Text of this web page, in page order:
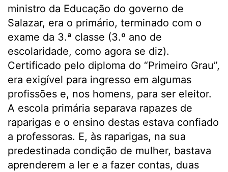
ministro da Educação do governo de
Salazar, era o primário, terminado com o
exame da 3.ª classe (3.º ano de
escolaridade, como agora se diz).
Certificado pelo diploma do “Primeiro Grau”,
era exigível para ingresso em algumas
profissões e, nos homens, para ser eleitor.
A escola primária separava rapazes de
raparigas e o ensino destas estava confiado
a professoras. E, às raparigas, na sua
predestinada condição de mulher, bastava
aprenderem a ler e a fazer contas, duas